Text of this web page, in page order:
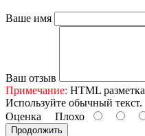
Ваше имя
Ваш отзыв
Примечание: HTML
Используйте обычный текст.
Оценка Плохо
Продолжить